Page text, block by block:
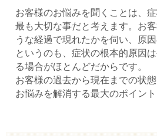
お客様のお悩みを聞くことは、
最も大切な事だと考えます。お
うな経過で現れたかを伺い、原
というのも、症状の根本的原因
る場合がほとんどだからです。
お客様の過去から現在までの状態
お悩みを解消する最大のポイント